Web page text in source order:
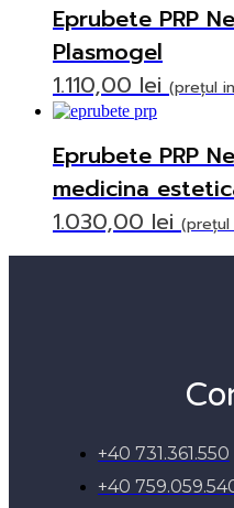
Eprubete PRP
Plasmogel
1.110,00 lei (prețul
Eprubete PRP
medicina
1.030,00lei (prețul
+40 731.361.550
+40